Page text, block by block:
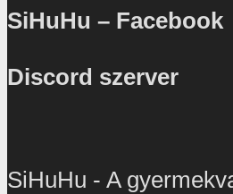
SiHuHu – Facebook
Discord szerver
SiHuHu - A